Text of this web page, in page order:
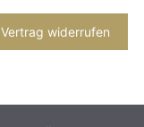
Vertrag widerrufen